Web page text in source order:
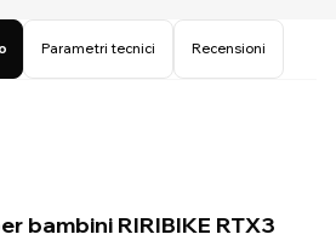
Parametri tecnici Recensioni
bambini RIRIBIKE RTX3